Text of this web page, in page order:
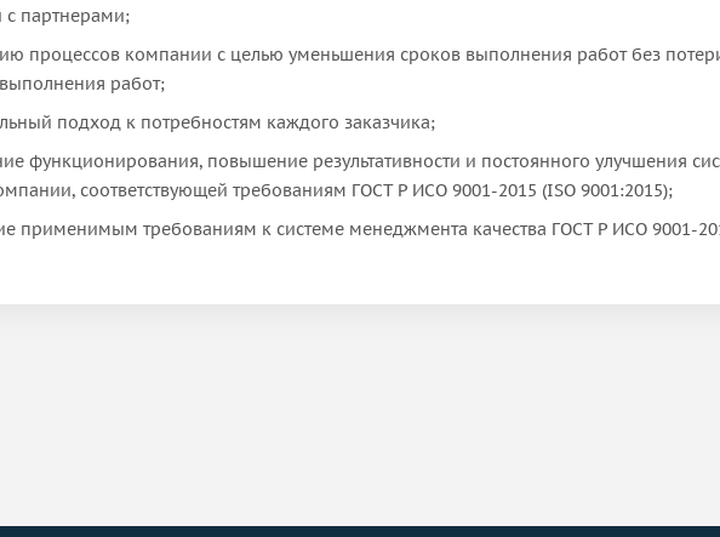
партнерами;
процессов компании с целью уменьшения сроков выполнения работ без
работ;
подход к потребностям каждого заказчика;
функционирования, повышение результативности и постоянного улучшения
соответствующей требованиям ГОСТ Р ИСО 9001-2015 (ISO 9001:2015);
применимым требованиям к системе менеджмента качества ГОСТ Р ИСО 9001-